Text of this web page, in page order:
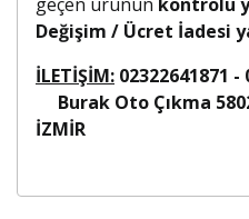
Değişim / Ücret İadesi
İLETİŞİM:
Burak Oto Çıkma
İZMİR